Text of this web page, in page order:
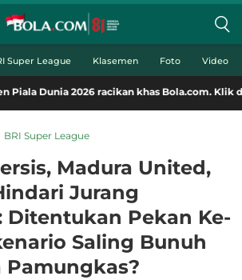
Super League Klasemen Foto Video
racikan khas Bola.com. Klik di sini!
BRI Super League
Madura United,
Jurang
Ditentukan Pekan Ke-
Saling Bunuh
Pamungkas?